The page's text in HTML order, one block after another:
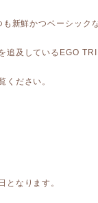
新鮮かつベーシック
追及しているEGO
ください。
となります。